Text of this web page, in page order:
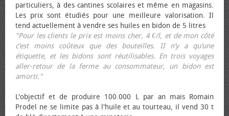
particuliers, à des cantines scolaires et même en magasins.
Les prix sont étudiés pour une meilleure valorisation. Il
tend actuellement à vendre ses huiles en bidon de 5 litres
"Pour les clients le prix est moins cher, 4 €/l, et de mon côté
c’est moins coûteux que des bouteilles. II n’y a qu’une
étiquette, et les bidons sont réutilisables. En trois voyages
aller-retour de la ferme au consommateur, un bidon est
amorti."
L'objectif et de produire 100.000 L par an mais Romain
Prodel ne se limite pas à l'huile et au tourteau, il vend 30 t